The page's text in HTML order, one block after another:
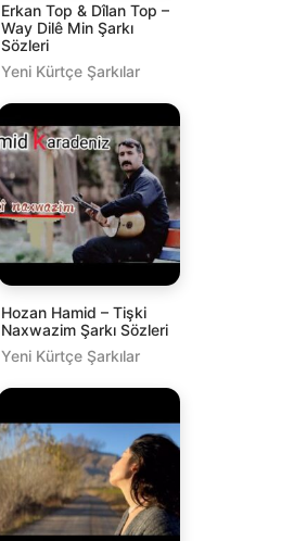
Erkan Top & Dîlan Top –
Way Dilê Min Şarkı
Sözleri
Yeni Kürtçe Şarkılar
Hozan Hamid – Tişki
Naxwazim Şarkı Sözleri
Yeni Kürtçe Şarkılar